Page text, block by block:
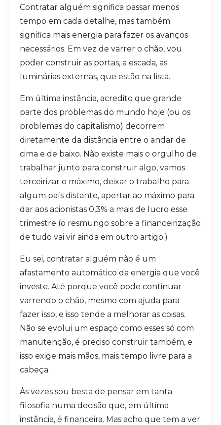
Contratar alguém significa passar menos
tempo em cada detalhe, mas também
significa mais energia para fazer os avanços
necessários. Em vez de varrer o chão, vou
poder construir as portas, a escada, as
luminárias externas, que estão na lista.
Em última instância, acredito que grande
parte dos problemas do mundo hoje (ou os
problemas do capitalismo) decorrem
diretamente da distância entre o andar de
cima e de baixo. Não existe mais o orgulho de
trabalhar junto para construir algo, vamos
terceirizar o máximo, deixar o trabalho para
algum país distante, apertar ao máximo para
dar aos acionistas 0,3% a mais de lucro esse
trimestre (o resmungo sobre a financeirização
de tudo vai vir ainda em outro artigo.)
Eu sei, contratar alguém não é um
afastamento automático da energia que você
investe. Até porque você pode continuar
varrendo o chão, mesmo com ajuda para
fazer isso, e isso tende a melhorar as coisas.
Não se evolui um espaço como esses só com
manutenção, é preciso construir também, e
isso exige mais mãos, mais tempo livre para a
cabeça.
Às vezes sou besta de pensar em tanta
filosofia numa decisão que, em última
instância, é financeira. Mas acho que tem a ver